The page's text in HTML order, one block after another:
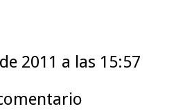
2011 a las 15:57